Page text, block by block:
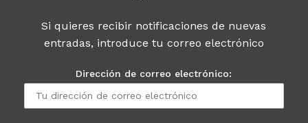
Si quieres recibir notificaciones de nuevas
entradas, introduce tu correo electrónico
Dirección de correo electrónico: